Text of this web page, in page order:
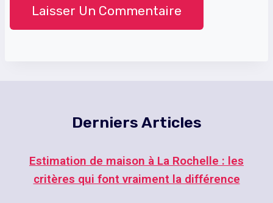
Derniers Articles
Estimation de maison à La Rochelle : les
critères qui font vraiment la différence